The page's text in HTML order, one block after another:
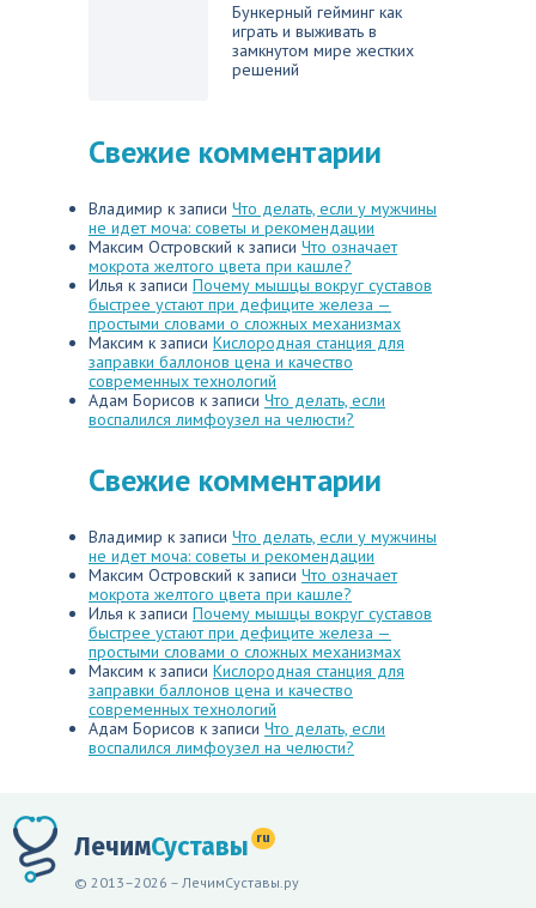
Бункерный гейминг как
играть и выживать в
замкнутом мире жестких
решений
Свежие комментарии
Владимир к записи Что делать, если у мужчины
не идет моча: советы и рекомендации
Максим Островский к записи Что означает
мокрота желтого цвета при кашле?
Илья к записи Почему мышцы вокруг суставов
быстрее устают при дефиците железа —
простыми словами о сложных механизмах
Максим к записи Кислородная станция для
заправки баллонов цена и качество
современных технологий
Адам Борисов к записи Что делать, если
воспалился лимфоузел на челюсти?
Свежие комментарии
Владимир к записи Что делать, если у мужчины
не идет моча: советы и рекомендации
Максим Островский к записи Что означает
мокрота желтого цвета при кашле?
Илья к записи Почему мышцы вокруг суставов
быстрее устают при дефиците железа —
простыми словами о сложных механизмах
Максим к записи Кислородная станция для
заправки баллонов цена и качество
современных технологий
Адам Борисов к записи Что делать, если
воспалился лимфоузел на челюсти?
ЛечимСуставы ru
© 2013–2026 – ЛечимСуставы.ру